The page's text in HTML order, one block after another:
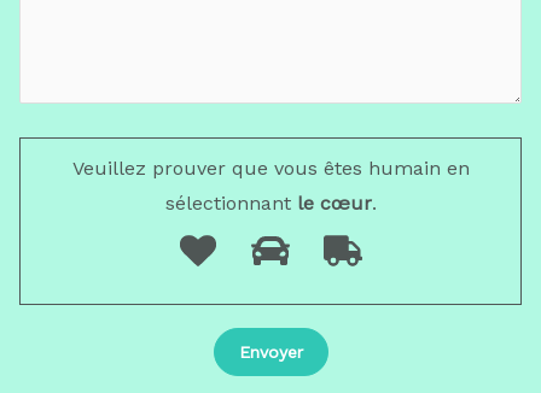
Veuillez prouver que vous êtes humain en
sélectionnantle cœur.